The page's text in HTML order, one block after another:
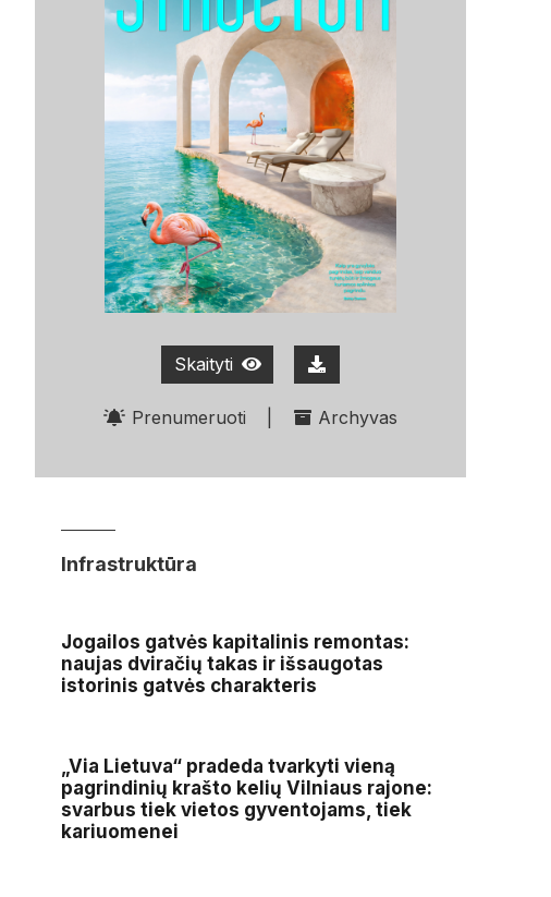
Skaityti
Prenumeruoti Archyvas
Infrastruktūra
Jogailos gatvės kapitalinis remontas:
naujas dviračių takas ir išsaugotas
istorinis gatvės charakteris
„Via Lietuva“ pradeda tvarkyti vieną
pagrindinių krašto kelių Vilniaus rajone:
svarbus tiek vietos gyventojams, tiek
kariuomenei